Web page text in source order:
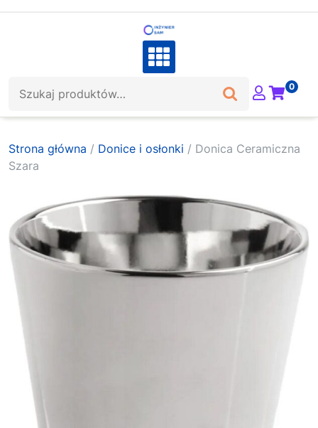
0
Strona główna / Donice i osłonki / Donica Ceramiczna
Szara